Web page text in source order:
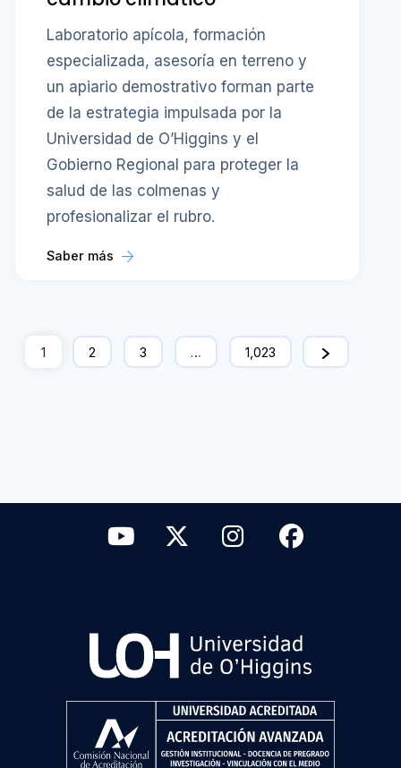
Laboratorio apícola, formación
especializada, asesoría en terreno y
un apiario demostrativo forman parte
de la estrategia impulsada por la
Universidad de O’Higgins y el
Gobierno Regional para proteger la
salud de las colmenas y
profesionalizar el rubro.
Saber más
1 2 3 … 1,023